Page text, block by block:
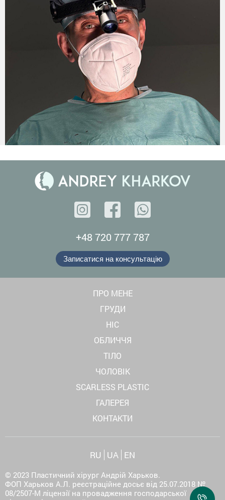
+48 720 777 787
Записатися на консультацію
ПРО МЕНЕ
ГРУДИ
НІС
ОБЛИЧЧЯ
ТІЛО
ЧОЛОВІК
SCARLESS PLASTIC
ГАЛЕРЕЯ
КОНТАКТИ
© 2023 Пластичний хірург Андрій Харьков.
ФОП Харьков А.Л. реєстраційне досьє від 25.07.2018 №
08/2507-М ліцензії на провадження господарської
RU UA EN